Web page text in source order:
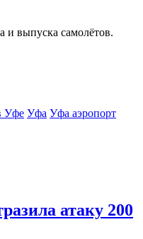
и выпуска самолётов.
Уфе Уфа Уфа аэропорт
атаку 200